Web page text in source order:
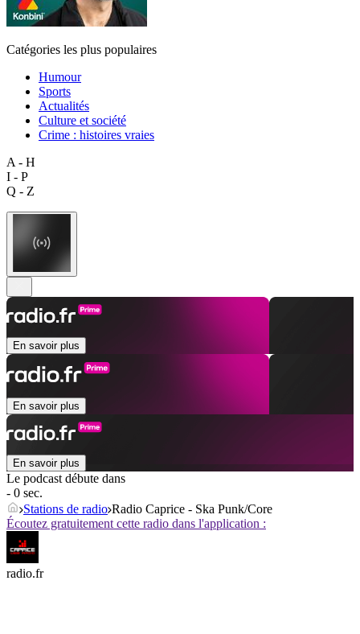
Catégories les plus populaires
Humour
Sports
Actualités
Culture et société
Crime : histoires vraies
A - H
I - P
Q - Z
En savoir plus
En savoir plus
En savoir plus
Le podcast débute dans
- 0 sec.
Stations de radio Radio Caprice - Ska Punk/Core
Écoutez gratuitement cette radio dans l'application :
radio.fr